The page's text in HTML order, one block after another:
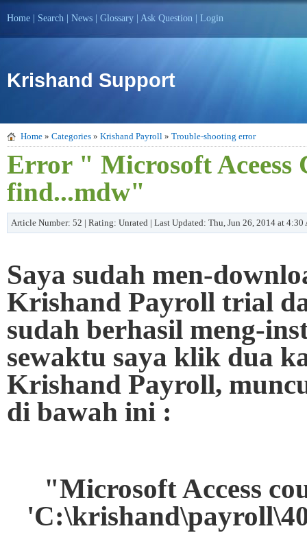
Home Search News Glossary Ask Question Login
Krishand Support
Home » Categories » Krishand Payroll » Trouble-shooting error
Error " Microsoft Aceess
find...mdw"
Article Number: 52 | Rating: Unrated | Last Updated: Thu, Jun 26, 2014 at 4:30
Saya sudah men-
Krishand Payroll trial
sudah berhasil meng-
sewaktu saya klik dua
Krishand Payroll,
di bawah ini :
"Microsoft Access